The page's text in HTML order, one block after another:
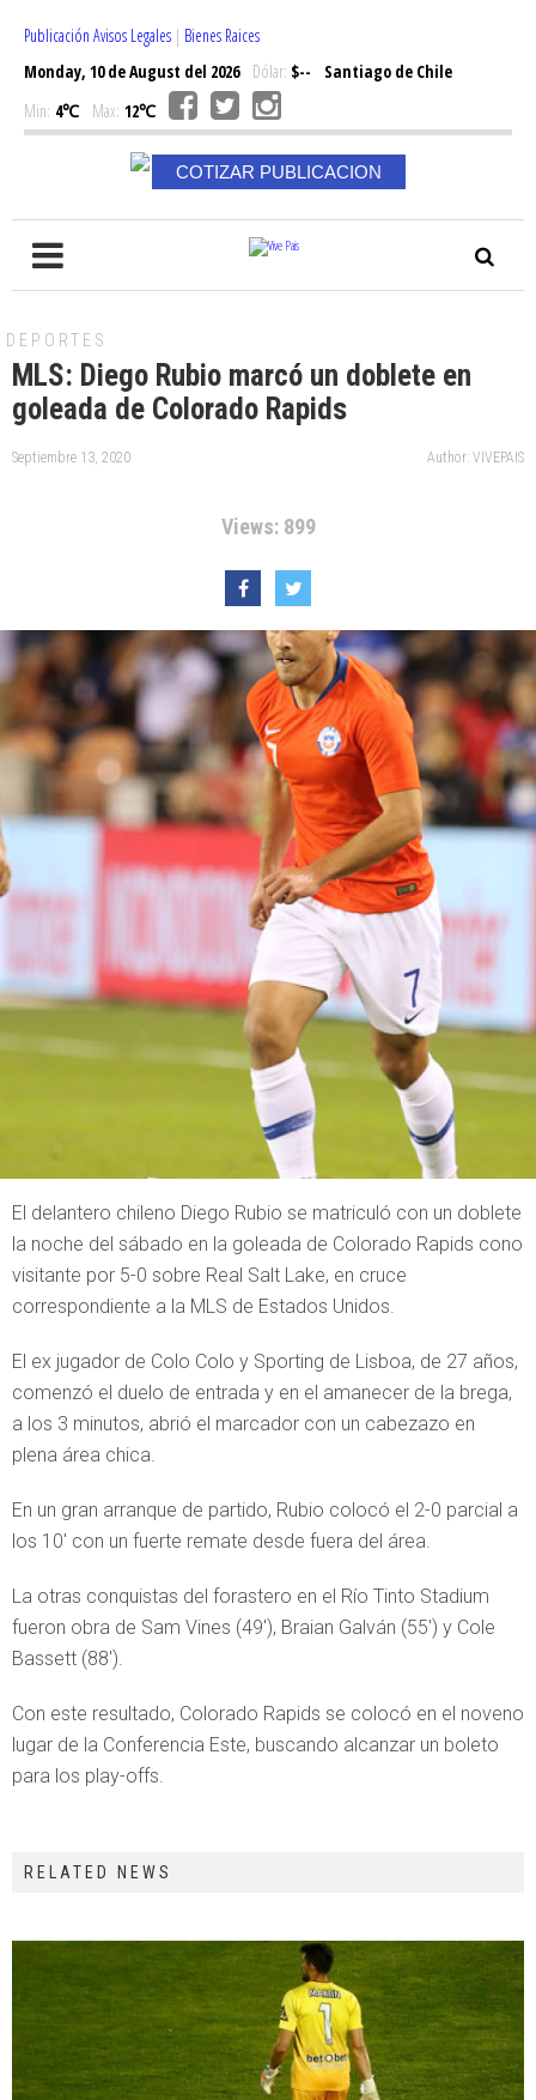
Publicación Avisos Legales | Bienes Raices
Monday, 10 de August del 2026Dólar: $--
Santiago de Chile
Min: 4℃ Max: 12℃
COTIZAR PUBLICACION
DEPORTES
MLS: Diego Rubio marcó un doblete en
goleada de Colorado Rapids
Septiembre 13, 2020 Author: VIVEPAIS
Views: 899
El delantero chileno Diego Rubio se matriculó con un doblete
la noche del sábado en la goleada de Colorado Rapids cono
visitante por 5-0 sobre Real Salt Lake, en cruce
correspondiente a la MLS de Estados Unidos.
El ex jugador de Colo Colo y Sporting de Lisboa, de 27 años,
comenzó el duelo de entrada y en el amanecer de la brega,
a los 3 minutos, abrió el marcador con un cabezazo en
plena área chica.
En un gran arranque de partido, Rubio colocó el 2-0 parcial a
los 10′ con un fuerte remate desde fuera del área.
La otras conquistas del forastero en el Río Tinto Stadium
fueron obra de Sam Vines (49′), Braian Galván (55′) y Cole
Bassett (88′).
Con este resultado, Colorado Rapids se colocó en el noveno
lugar de la Conferencia Este, buscando alcanzar un boleto
para los play-offs.
RELATED NEWS